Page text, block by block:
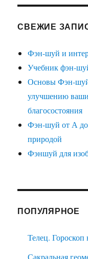
СВЕЖИЕ
Фэн-шуй и
Учебник фэн-
Основы Фэн-
улучшению
благосостояния
Фэн-шуй от А до
природой
Фэншуй для
ПОПУЛЯРНОЕ
Телец. Гороскоп
Сакральная